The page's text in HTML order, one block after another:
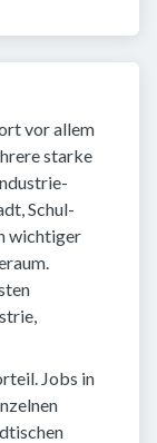
vor allem
starke
Schul-
wichtiger
Jobs in